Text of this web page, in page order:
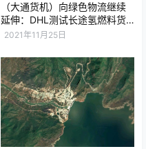
（大通货机）向绿色物流继续
延伸：DHL测试长途氢燃料货
运卡车
2021年11月25日